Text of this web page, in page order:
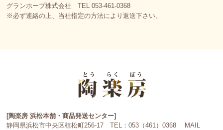
グランホープ株式会社 TEL 053-461-0368
※必ず連絡の上、当社指定の方法により返送下さい。
[陶楽房 浜松本舗・商品発送センター]
静岡県浜松市中央区植松町256-17 TEL：053（461）0368 MAIL